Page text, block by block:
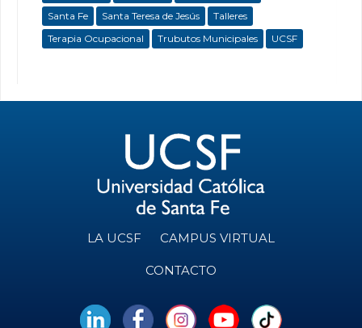
Santa Fe
Santa Teresa de Jesús
Talleres
Terapia Ocupacional
Trubutos Municipales UCSF
LA UCSF CAMPUS VIRTUAL
CONTACTO